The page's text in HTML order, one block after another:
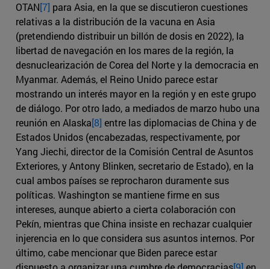
OTAN[7] para Asia, en la que se discutieron cuestiones
relativas a la distribución de la vacuna en Asia
(pretendiendo distribuir un billón de dosis en 2022), la
libertad de navegación en los mares de la región, la
desnuclearización de Corea del Norte y la democracia en
Myanmar. Además, el Reino Unido parece estar
mostrando un interés mayor en la región y en este grupo
de diálogo. Por otro lado, a mediados de marzo hubo una
reunión en Alaska[8] entre las diplomacias de China y de
Estados Unidos (encabezadas, respectivamente, por
Yang Jiechi, director de la Comisión Central de Asuntos
Exteriores, y Antony Blinken, secretario de Estado), en la
cual ambos países se reprocharon duramente sus
políticas. Washington se mantiene firme en sus
intereses, aunque abierto a cierta colaboración con
Pekín, mientras que China insiste en rechazar cualquier
injerencia en lo que considera sus asuntos internos. Por
último, cabe mencionar que Biden parece estar